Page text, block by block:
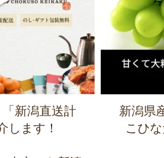
新潟直送計
します！
新潟県
こひ